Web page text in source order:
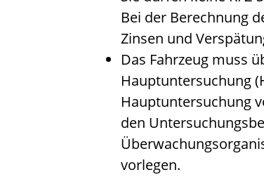
Bei der Berechnung
Zinsen und
Das Fahrzeug muss
Hauptuntersuchung
Hauptuntersuchung
den
vorlegen.